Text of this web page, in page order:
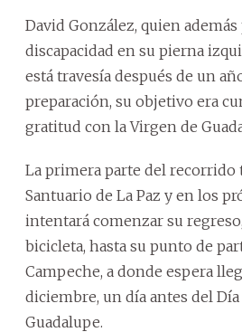
David González, quien además
discapacidad en su pierna
está travesía después de un
preparación, su objetivo era
gratitud con la Virgen de
La primera parte del recorrido
Santuario de La Paz y en los
intentará comenzar su
bicicleta, hasta su punto de
Campeche, a donde espera
diciembre, un día antes del
Guadalupe.